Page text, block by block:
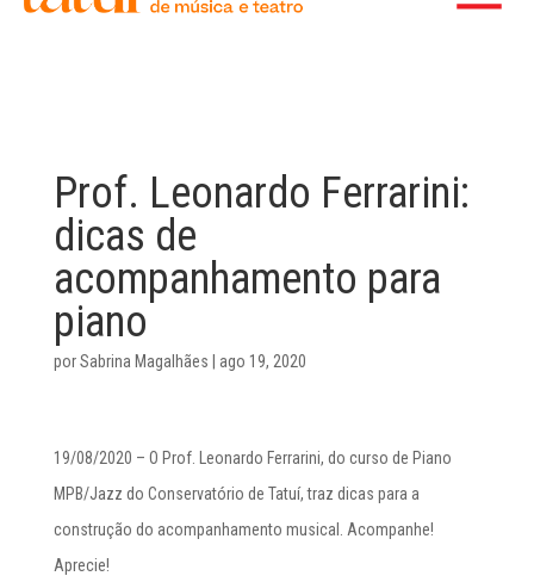
Prof. Leonardo Ferrarini:
dicas de
acompanhamento para
piano
porSabrina Magalhães ago 19, 2020
19/08/2020 – O Prof. Leonardo Ferrarini, do curso de Piano
MPB/Jazz do Conservatório de Tatuí, traz dicas para a
construção do acompanhamento musical. Acompanhe!
Aprecie!